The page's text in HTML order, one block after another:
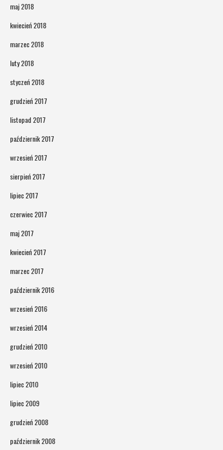
maj 2018
kwiecień 2018
marzec 2018
luty 2018
styczeń 2018
grudzień 2017
listopad 2017
październik 2017
wrzesień 2017
sierpień 2017
lipiec 2017
czerwiec 2017
maj 2017
kwiecień 2017
marzec 2017
październik 2016
wrzesień 2016
wrzesień 2014
grudzień 2010
wrzesień 2010
lipiec 2010
lipiec 2009
grudzień 2008
październik 2008